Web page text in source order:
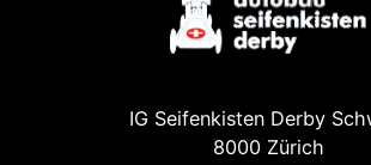
IG Seifenkisten Derby
8000 Zürich